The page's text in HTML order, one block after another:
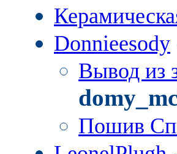
Donnieesody
Вывод из
Пошив